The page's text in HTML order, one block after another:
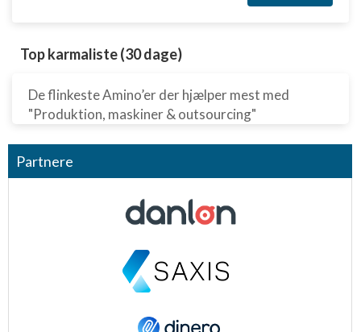
Top karmaliste (30 dage)
De flinkeste Amino’er der hjælper mest med
"Produktion, maskiner & outsourcing"
Partnere